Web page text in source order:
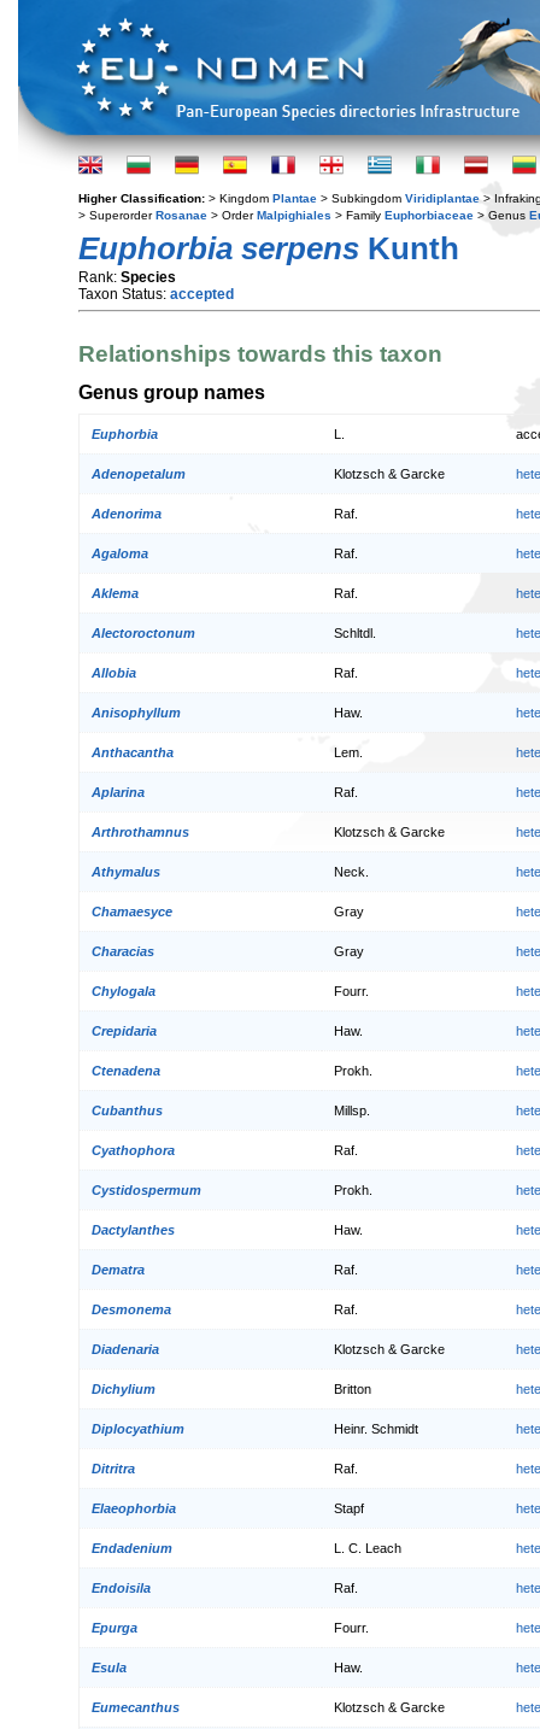
Higher Classification: > Kingdom Plantae > Subkingdom Viridiplantae >
> SuperorderRosanae > OrderMalpighiales > Family Euphorbiaceae > Genus
Euphorbia serpens Kunth
Rank: Species
Taxon Status: accepted
Relationships towards this taxon
Genus group names
Euphorbia
Adenopetalum Klotzsch & Garcke
Adenorima Raf.
Agaloma Raf.
Aklema Raf.
Alectoroctonum Schltdl.
Allobia Raf.
Anisophyllum Haw.
Anthacantha Lem.
Aplarina Raf.
Arthrothamnus Klotzsch & Garcke
Athymalus Neck.
Chamaesyce Gray
Characias Gray
Chylogala Fourr.
Crepidaria Haw.
Ctenadena Prokh.
Cubanthus Millsp.
Cyathophora Raf.
Cystidospermum Prokh.
Dactylanthes Haw.
Dematra Raf.
Desmonema Raf.
Diadenaria Klotzsch & Garcke
Dichylium Britton
Diplocyathium Heinr. Schmidt
Ditritra Raf.
Elaeophorbia Stapf
Endadenium L. C. Leach
Endoisila Raf.
Epurga Fourr.
Esula Haw.
Eumecanthus Klotzsch & Garcke